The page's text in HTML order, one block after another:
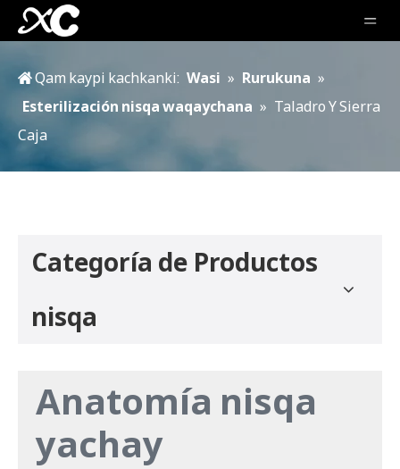
Qam kaypi kachkanki: Wasi » Rurukuna »
Esterilización nisqa waqaychana » Taladro Y Sierra
Caja
Categoría de Productos
nisqa
Anatomía nisqa
yachay